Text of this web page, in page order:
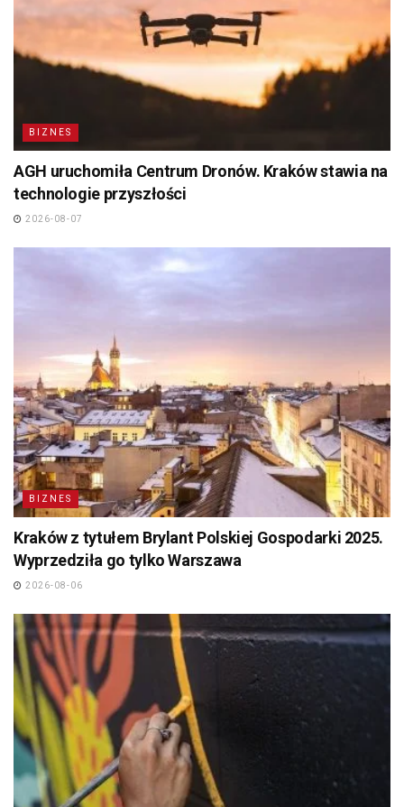
BIZNES
AGH uruchomiła Centrum Dronów. Kraków stawia na
technologie przyszłości
2026-08-07
BIZNES
Kraków z tytułem Brylant Polskiej Gospodarki 2025.
Wyprzedziła go tylko Warszawa
2026-08-06